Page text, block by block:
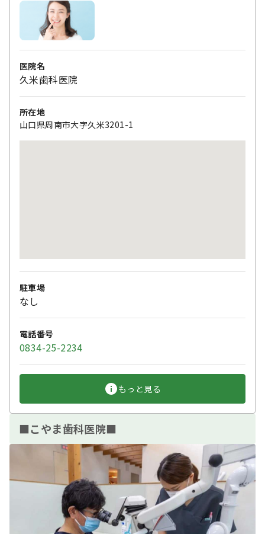
医院名
久米歯科医院
所在地
山口県周南市大字久米3201-1
駐車場
なし
電話番号
0834-25-2234
もっと見る
■こやま歯科医院■